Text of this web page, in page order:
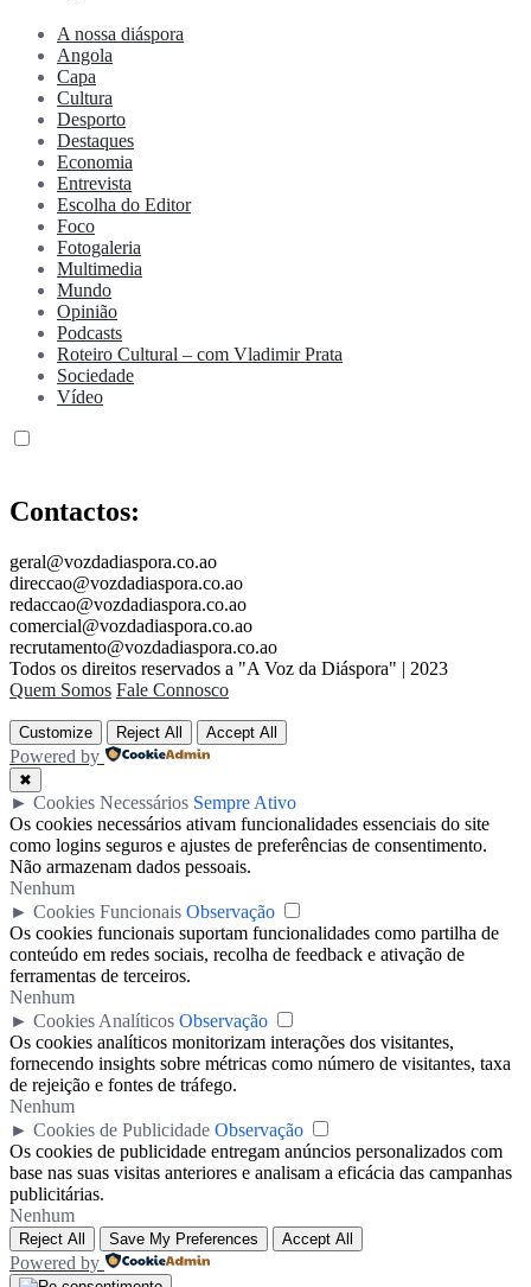
A nossa diáspora
Angola
Capa
Cultura
Desporto
Destaques
Economia
Entrevista
Escolha do Editor
Foco
Fotogaleria
Multimedia
Mundo
Opinião
Podcasts
Roteiro Cultural – com Vladimir Prata
Sociedade
Vídeo
Contactos:
geral@vozdadiaspora.co.ao
direccao@vozdadiaspora.co.ao
redaccao@vozdadiaspora.co.ao
comercial@vozdadiaspora.co.ao
recrutamento@vozdadiaspora.co.ao
Todos os direitos reservados a "A Voz da Diáspora" | 2023
Quem Somos Fale Connosco
Customize Reject All Accept All
Powered by
✖
► Cookies Necessários Sempre Ativo
Os cookies necessários ativam funcionalidades essenciais do site
como logins seguros e ajustes de preferências de consentimento.
Não armazenam dados pessoais.
Nenhum
► Cookies Funcionais Observação
Os cookies funcionais suportam funcionalidades como partilha de
conteúdo em redes sociais, recolha de feedback e ativação de
ferramentas de terceiros.
Nenhum
► Cookies Analíticos Observação
Os cookies analíticos monitorizam interações dos visitantes,
fornecendo insights sobre métricas como número de visitantes, taxa
de rejeição e fontes de tráfego.
Nenhum
► Cookies de Publicidade Observação
Os cookies de publicidade entregam anúncios personalizados com
base nas suas visitas anteriores e analisam a eficácia das campanhas
publicitárias.
Nenhum
Reject All Save My Preferences Accept All
Powered by